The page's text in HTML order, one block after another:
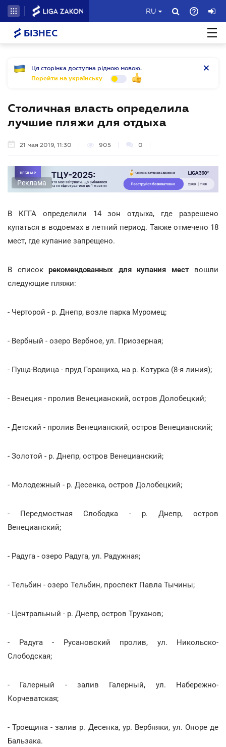
RU
БІЗНЕС
Ця сторінка доступна рідною мовою.
Перейти на українську
Столичная власть определила
лучшие пляжи для отдыха
21 мая 2019, 11:30 905 0
Реклама
В КГГА определили 14 зон отдыха, где разрешено
купаться в водоемах в летний период. Также отмечено 18
мест, где купание запрещено.
В список рекомендованных для купания мествошли
следующие пляжи:
- Черторой - р. Днепр, возле парка Муромец;
- Вербный - озеро Вербное, ул. Приозерная;
- Пуща-Водица - пруд Горащиха, на р. Котурка (8-я линия);
- Венеция - пролив Венецианский, остров Долобецкий;
- Детский - пролив Венецианский, остров Венецианский;
- Золотой - р. Днепр, остров Венецианский;
- Молодежный - р. Десенка, остров Долобецкий;
- Передмостная Слободка - р. Днепр, остров
Венецианский;
- Радуга - озеро Радуга, ул. Радужная;
- Тельбин - озеро Тельбин, проспект Павла Тычины;
- Центральный - р. Днепр, остров Труханов;
- Радуга - Русановский пролив, ул. Никольско-
Слободская;
- Галерный - залив Галерный, ул. Набережно-
Корчеватская;
- Троещина - залив р. Десенка, ур. Вербняки, ул. Оноре де
Бальзака.